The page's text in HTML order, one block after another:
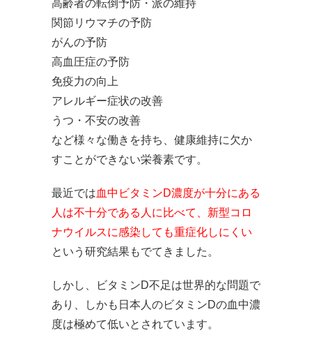
高齢者の転倒予防・派の維持
関節リウマチの予防
がんの予防
高血圧症の予防
免疫力の向上
アレルギー症状の改善
うつ・不安の改善
など様々な働きを持ち、健康維持に欠か
すことができない栄養素です。
最近では血中ビタミンD濃度が十分にある
人は不十分である人に比べて、新型コロ
ナウイルスに感染しても重症化しにくい
という研究結果もでてきました。
しかし、ビタミンD不足は世界的な問題で
あり、しかも日本人のビタミンDの血中濃
度は極めて低いとされています。